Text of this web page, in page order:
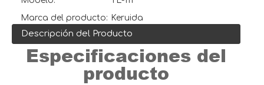
Marca del producto: Keruida
Descripción del Producto
Especificaciones del
producto